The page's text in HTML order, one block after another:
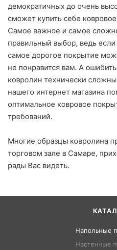
демократичных до очень
сможет купить себе
Самое важное и самое
правильный выбор, ведь
самое дорогое покрытие
не понравится вам. А
ковролин технически
нашего интернет магазина
оптимальное ковровое
требований.
Многие образцы ковролина
торговом зале в Самаре,
рады Вас видеть.
Напольные
Настенные